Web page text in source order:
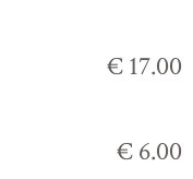
€ 17.00
€ 6.00